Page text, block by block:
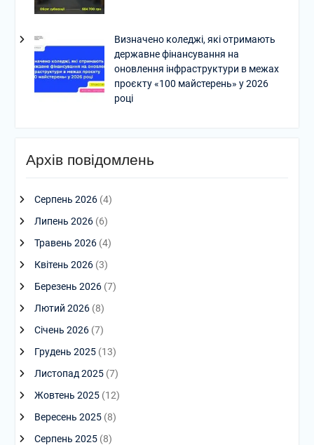
Визначено коледжі, які отримають
державне фінансування на
оновлення інфраструктури в межах
проєкту «100 майстерень» у 2026
році
Архів повідомлень
Серпень 2026(4)
Липень 2026(6)
Травень 2026(4)
Квітень 2026(3)
Березень 2026(7)
Лютий 2026(8)
Січень 2026(7)
Грудень 2025(13)
Листопад 2025(7)
Жовтень 2025(12)
Вересень 2025(8)
Серпень 2025(8)